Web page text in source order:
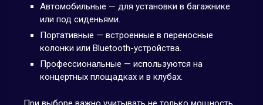
Автомобильные — для установки в багажнике
или под сиденьями.
Портативные — встроенные в переносные
колонки или Bluetooth-устройства.
Профессиональные — используются на
концертных площадках и в клубах.